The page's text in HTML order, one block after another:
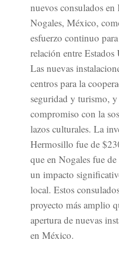
nuevos consulados
Nogales, México,
esfuerzo continuo
relación entre
Las nuevas
centros para la
seguridad y turismo,
compromiso con la
lazos culturales. La
Hermosillo fue de
que en Nogales fue
un impacto
local. Estos
proyecto más amplio
apertura de nuevas
en México.